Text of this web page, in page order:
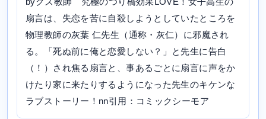
扇言は、失恋を苦に自殺しようとしていたところを
物理教師の灰葉 仁先生（通称・灰仁）に邪魔され
る。「死ぬ前に俺と恋愛しない？」と先生に告白
（！）され焦る扇言と、事あるごとに扇言に声をか
けたり家に来たりするようになった先生のキケンな
ラブストーリー！nn引用：コミックシーモア